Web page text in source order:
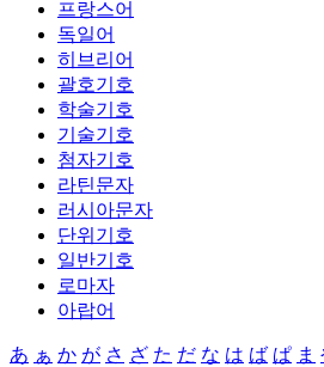
프랑스어
독일어
히브리어
괄호기호
학술기호
기술기호
첨자기호
라틴문자
러시아문자
단위기호
일반기호
로마자
아랍어
あ ぁ か が さ ざ た だ な は ば ぱ ま